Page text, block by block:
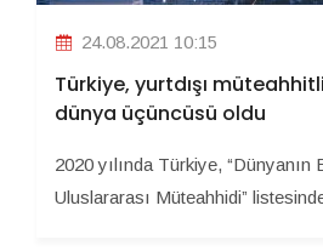
24.08.2021 10:15
Türkiye, yurtdışı
dünya üçüncüsü oldu
2020 yılında Türkiye, “Dünyanın
Uluslararası Müteahhidi”